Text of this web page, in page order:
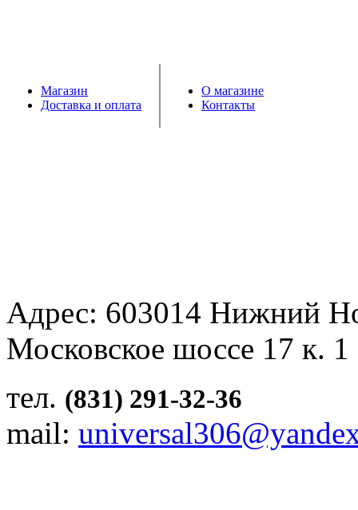
Магазин
Доставка и оплата
О магазине
Контакты
Адрес: 603014 Нижний
Московское шоссе 17 к.
тел. (831) 291-32-36
mail: